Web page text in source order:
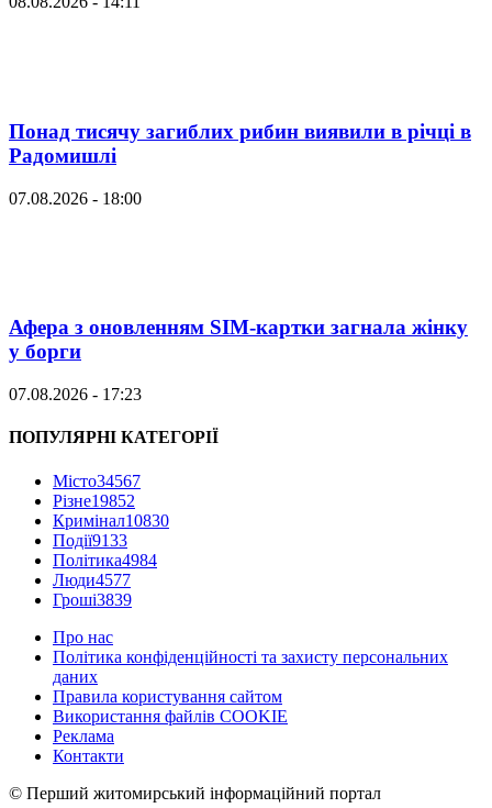
Понад тисячу загиблих рибин виявили в річці в
Радомишлі
07.08.2026 - 18:00
Афера з оновленням SIM-картки загнала жінку
у борги
07.08.2026 - 17:23
ПОПУЛЯРНІ КАТЕГОРІЇ
Місто34567
Різне19852
Кримінал10830
Події9133
Політика4984
Люди4577
Гроші3839
Про нас
Політика конфіденційності та захисту персональних
даних
Правила користування сайтом
Використання файлів COOKIE
Реклама
Контакти
© Перший житомирський інформаційний портал